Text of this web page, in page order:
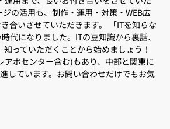
の活用も、制作・運用・対策・WEB広
合いさせていただきます。 「ITを知らな
代になりました。ITの豆知識から裏話、
っていただくことから始めましょう！
アポセンター含む)もあり、中部と関東に
しています。お問い合わせだけでもお気